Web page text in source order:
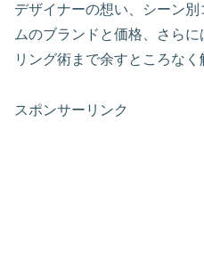
デザイナーの想い、シーン
ムのブランドと価格、さら
リング術まで余すところなく
スポンサーリンク